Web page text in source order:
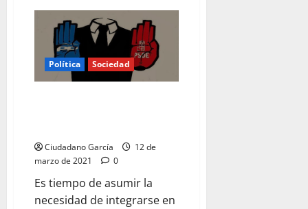
LAS
CLAVES
DE
LA
SITUACIÓN
DE
CIUDADANOS
Política Sociedad
Ciudadano García
12 de
marzo de 2021
0
Es tiempo de asumir la
necesidad de integrarse en